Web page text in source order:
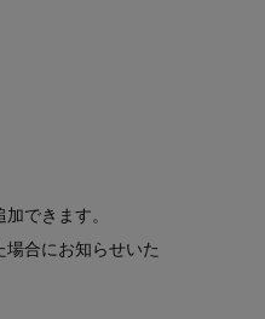
できます。
合にお知らせいた